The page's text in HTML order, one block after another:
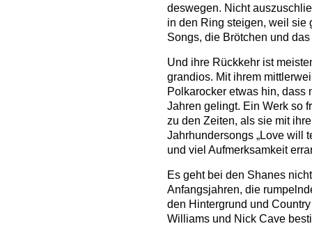
deswegen. Nicht
in den Ring steigen, weil sie
Songs, die Brötchen und
Und ihre Rückkehr ist
grandios. Mit ihrem
Polkarocker etwas hin, dass
Jahren gelingt. Ein Werk so
zu den Zeiten, als sie mit
Jahrhundersongs „Love will
und viel Aufmerksamkeit
Es geht bei den Shanes
Anfangsjahren, die
den Hintergrund und
Williams und Nick Cave